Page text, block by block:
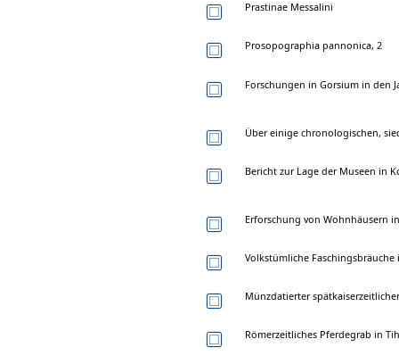
Prastinae Messalini
Prosopographia pannonica, 2
Forschungen in Gorsium in den
Über einige chronologischen,
Bericht zur Lage der Museen in
Erforschung von Wohnhäusern
Volkstümliche Faschingsbräuche
Münzdatierter
Römerzeitliches Pferdegrab in